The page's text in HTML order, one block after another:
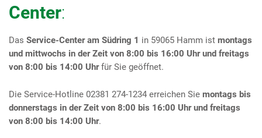
Center:
Das Service-Center am Südring 1 in 59065 Hamm ist montags
und mittwochs in der Zeit von 8:00 bis 16:00 Uhr und freitags
von 8:00 bis 14:00 Uhrfür Sie geöffnet.
Die Service-Hotline 02381 274-1234 erreichen Sie montags bis
donnerstags in der Zeit von 8:00 bis 16:00 Uhr und freitags
von 8:00 bis 14:00 Uhr.